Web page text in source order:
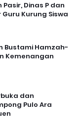
Dinas P dan
Kurung Siswa
Bustami Hamzah-
Kemenangan
dan
Pulo Ara